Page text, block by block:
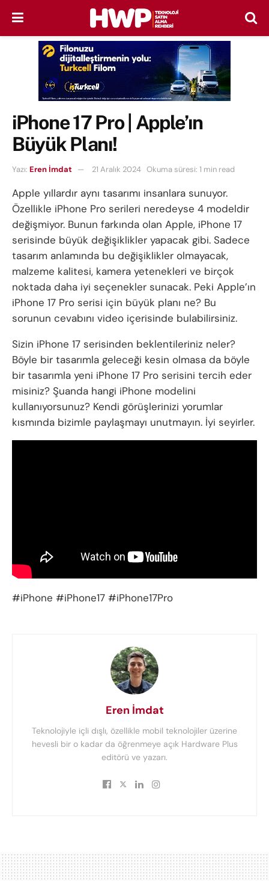
iPhone 17 Pro | Apple’ın
Büyük Planı!
Yazı: Eren İmdat 21 Aralık 2024 Okuma süresi: 1 min read
Apple yıllardır aynı tasarımı insanlara sunuyor.
Özellikle iPhone Pro serileri neredeyse 4 modeldir
değişmiyor. Bunun farkında olan Apple, iPhone 17
serisinde büyük değişiklikler yapacak gibi. Sadece
tasarım anlamında bu değişiklikler olmayacak,
malzeme kalitesi, kamera yetenekleri ve birçok
noktada daha iyi seçenekler sunacak. Peki Apple’ın
iPhone 17 Pro serisi için büyük planı ne? Bu
sorunun cevabını video içerisinde bulabilirsiniz.
Sizin iPhone 17 serisinden beklentileriniz neler?
Böyle bir tasarımla geleceği kesin olmasa da böyle
bir tasarımla yeni iPhone 17 Pro serisini tercih eder
misiniz? Şuanda hangi iPhone modelini
kullanıyorsunuz? Kendi görüşlerinizi yorumlar
kısmında bizimle paylaşmayı unutmayın. İyi seyirler.
#iPhone #iPhone17 #iPhone17Pro
Eren İmdat
Teknolojiyle içli dışlı, özellikle mobil teknolojiler üzerine
hevesli bir o kadar da öğrenmeye açık Hardware Plus
editörü ve yazarı.